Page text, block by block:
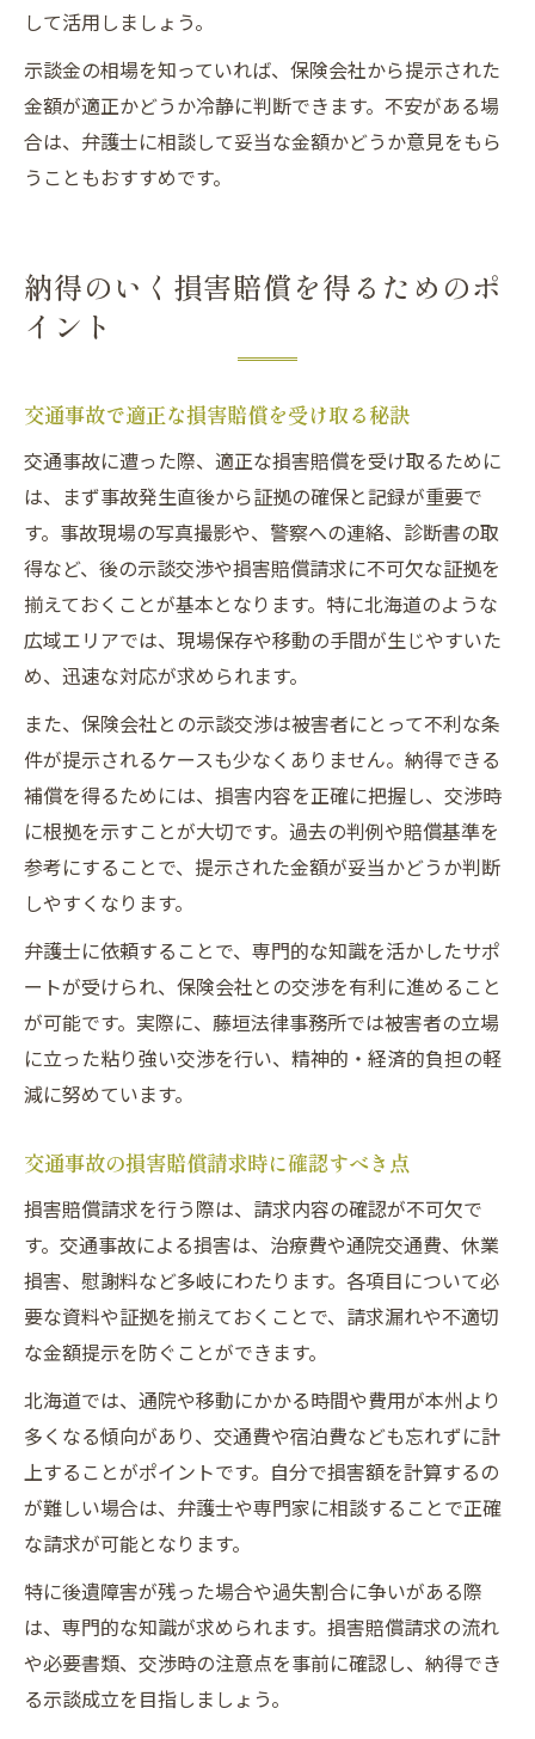
して活用しましょう。
示談金の相場を知っていれば、保険会社から提示された
金額が適正かどうか冷静に判断できます。不安がある場
合は、弁護士に相談して妥当な金額かどうか意見をもら
うこともおすすめです。
納得のいく損害賠償を得るためのポ
イント
交通事故で適正な損害賠償を受け取る秘訣
交通事故に遭った際、適正な損害賠償を受け取るために
は、まず事故発生直後から証拠の確保と記録が重要で
す。事故現場の写真撮影や、警察への連絡、診断書の取
得など、後の示談交渉や損害賠償請求に不可欠な証拠を
揃えておくことが基本となります。特に北海道のような
広域エリアでは、現場保存や移動の手間が生じやすいた
め、迅速な対応が求められます。
また、保険会社との示談交渉は被害者にとって不利な条
件が提示されるケースも少なくありません。納得できる
補償を得るためには、損害内容を正確に把握し、交渉時
に根拠を示すことが大切です。過去の判例や賠償基準を
参考にすることで、提示された金額が妥当かどうか判断
しやすくなります。
弁護士に依頼することで、専門的な知識を活かしたサポ
ートが受けられ、保険会社との交渉を有利に進めること
が可能です。実際に、藤垣法律事務所では被害者の立場
に立った粘り強い交渉を行い、精神的・経済的負担の軽
減に努めています。
交通事故の損害賠償請求時に確認すべき点
損害賠償請求を行う際は、請求内容の確認が不可欠で
す。交通事故による損害は、治療費や通院交通費、休業
損害、慰謝料など多岐にわたります。各項目について必
要な資料や証拠を揃えておくことで、請求漏れや不適切
な金額提示を防ぐことができます。
北海道では、通院や移動にかかる時間や費用が本州より
多くなる傾向があり、交通費や宿泊費なども忘れずに計
上することがポイントです。自分で損害額を計算するの
が難しい場合は、弁護士や専門家に相談することで正確
な請求が可能となります。
特に後遺障害が残った場合や過失割合に争いがある際
は、専門的な知識が求められます。損害賠償請求の流れ
や必要書類、交渉時の注意点を事前に確認し、納得でき
る示談成立を目指しましょう。